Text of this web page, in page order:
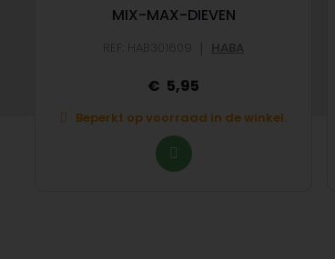
MIX-MAX-DIEVEN
| HABA
5,95
Beperkt op voorraad in de winkel.